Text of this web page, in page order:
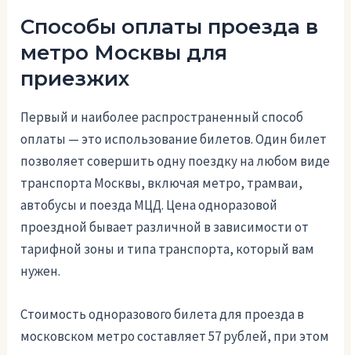
Способы оплаты проезда в
метро Москвы для
приезжих
Первый и наиболее распространенный способ
оплаты — это использование билетов. Один билет
позволяет совершить одну поездку на любом виде
транспорта Москвы, включая метро, трамваи,
автобусы и поезда МЦД. Цена одноразовой
проездной бывает различной в зависимости от
тарифной зоны и типа транспорта, который вам
нужен.
Стоимость одноразового билета для проезда в
московском метро составляет 57 рублей, при этом